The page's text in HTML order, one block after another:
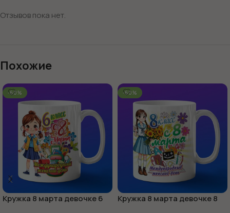
Отзывов пока нет.
Похожие
-60%
Кружка 8 марта девочке 6
-60%
Кружка 8 марта девочке 8